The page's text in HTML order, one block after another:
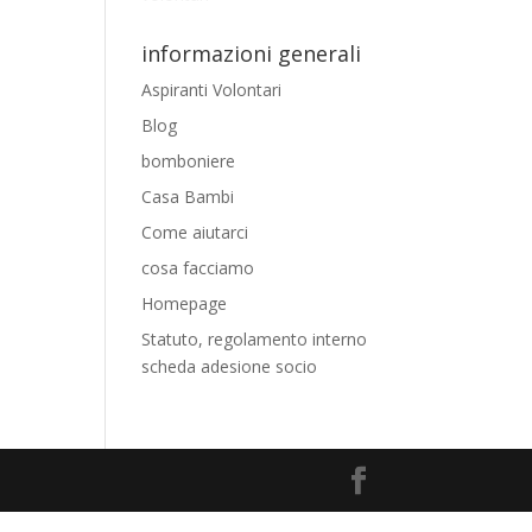
informazioni generali
Aspiranti Volontari
Blog
bomboniere
Casa Bambi
Come aiutarci
cosa facciamo
Homepage
Statuto, regolamento interno
scheda adesione socio